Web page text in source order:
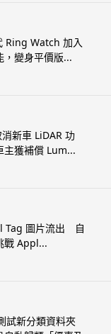
Ring Watch 加入
，變身平價版...
新車 LiDAR 功
獲補償 Lum...
Tag 圖片流出 自
戰 Appl...
試新分類資料夾